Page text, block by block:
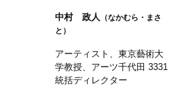
中村 政人 （なかむら・まさ
と）
アーティスト、東京藝術大
学教授、アーツ千代田 3331
統括ディレクター